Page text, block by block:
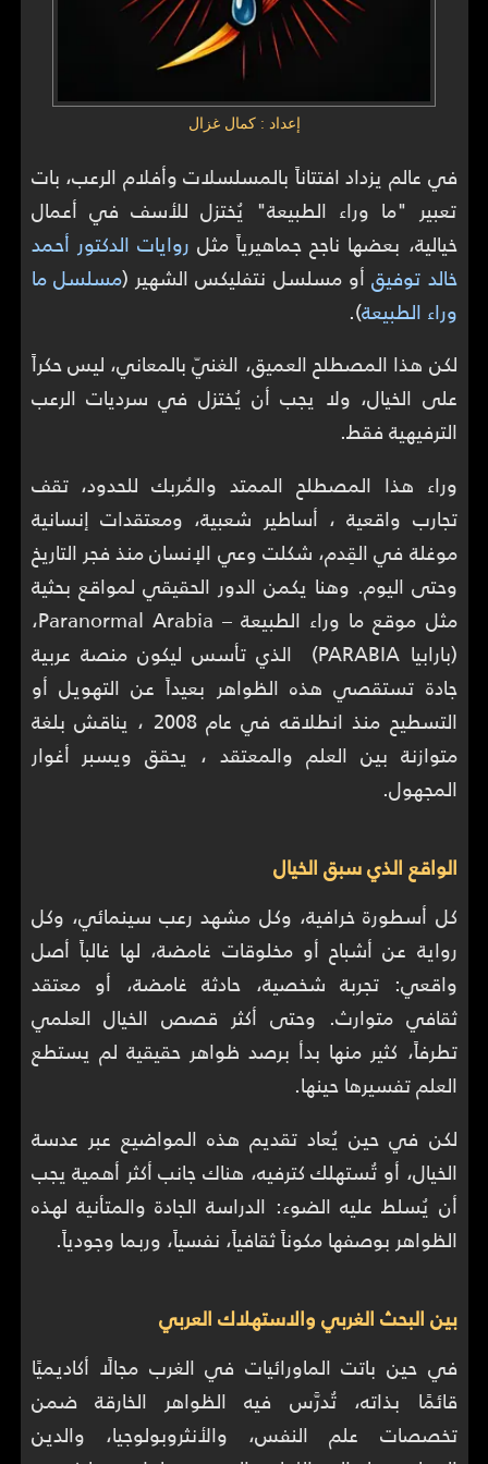
إعداد : كمال غزال
في عالم يزداد افتتاناً بالمسلسلات وأفلام الرعب، بات
تعبير "ما وراء الطبيعة" يُختزل للأسف في أعمال
خيالية، بعضها ناجح جماهيرياً مثل روايات الدكتور أحمد
خالد توفيقأو مسلسل نتفليكس الشهير (مسلسل ما
وراء الطبيعة).
لكن هذا المصطلح العميق، الغنيّ بالمعاني، ليس حكراً
على الخيال، ولا يجب أن يُختزل في سرديات الرعب
الترفيهية فقط.
وراء هذا المصطلح الممتد والمُربك للحدود، تقف
تجارب واقعية ، أساطير شعبية، ومعتقدات إنسانية
موغلة في القِدم، شكلت وعي الإنسان منذ فجر التاريخ
وحتى اليوم. وهنا يكمن الدور الحقيقي لمواقع بحثية
مثل موقع ما وراء الطبيعة – Paranormal Arabia،
(بارابيا PARABIA) الذي تأسس ليكون منصة عربية
جادة تستقصي هذه الظواهر بعيداً عن التهويل أو
التسطيح منذ انطلاقه في عام 2008 ، يناقش بلغة
متوازنة بين العلم والمعتقد ، يحقق ويسبر أغوار
المجهول.
الواقع الذي سبق الخيال
كل أسطورة خرافية، وكل مشهد رعب سينمائي، وكل
رواية عن أشباح أو مخلوقات غامضة، لها غالباً أصل
واقعي: تجربة شخصية، حادثة غامضة، أو معتقد
ثقافي متوارث. وحتى أكثر قصص الخيال العلمي
تطرفاً، كثير منها بدأ برصد ظواهر حقيقية لم يستطع
العلم تفسيرها حينها.
لكن في حين يُعاد تقديم هذه المواضيع عبر عدسة
الخيال، أو تُستهلك كترفيه، هناك جانب أكثر أهمية يجب
أن يُسلط عليه الضوء: الدراسة الجادة والمتأنية لهذه
الظواهر بوصفها مكوناً ثقافياً، نفسياً، وربما وجودياً.
بين البحث الغربي والاستهلاك العربي
في حين باتت الماورائيات في الغرب مجالًا أكاديميًا
قائمًا بذاته، تُدرَّس فيه الظواهر الخارقة ضمن
تخصصات علم النفس، والأنثروبولوجيا، والدين